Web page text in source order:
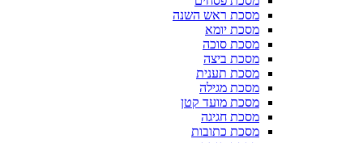
מסכת ראש השנה
מסכת יומא
מסכת סוכה
מסכת ביצה
מסכת תענית
מסכת מגילה
מסכת מועד קטן
מסכת חגיגה
מסכת כתובות